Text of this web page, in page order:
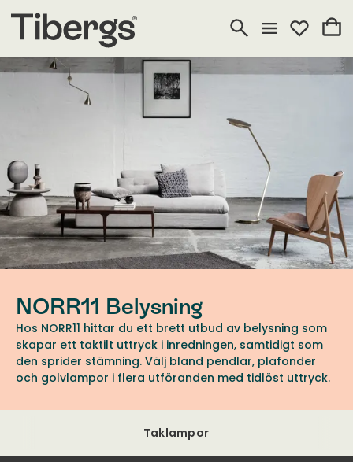
NORR11 Belysning
Hos NORR11 hittar du ett brett utbud av belysning som
skapar ett taktilt uttryck i inredningen, samtidigt som
den sprider stämning. Välj bland pendlar, plafonder
och golvlampor i flera utföranden med tidlöst uttryck.
Taklampor